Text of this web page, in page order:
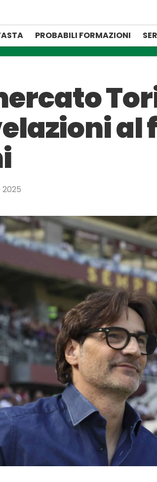
PROBABILI FORMAZIONI